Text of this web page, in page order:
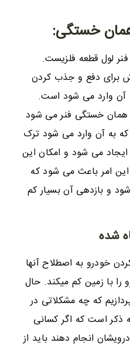
همان خستگی:
لول قطعه فلزیست.
برای دفع و جذب کردن
آن وارد می شود است.
همان خستگی فنر می شود
به آن وارد می شود ترک
می شود و امکان این
این امر باعث می شود که
و بازدهی آن بسیار کم
شده
خودرو به اصطلاح آنها
را با زمین کم میکند. حال
که چه مشکلاتی در
ذکر است که اگر کسانی
انجام دهند باید از